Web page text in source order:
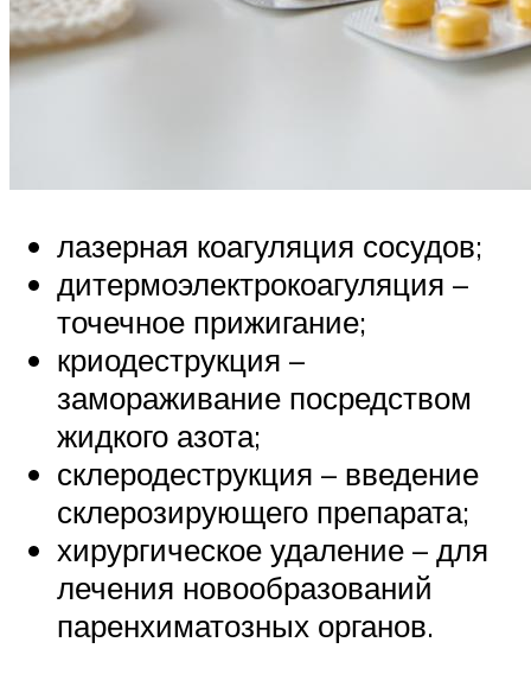
лазерная коагуляция сосудов;
дитермоэлектрокоагуляция –
точечное прижигание;
криодеструкция –
замораживание посредством
жидкого азота;
склеродеструкция – введение
склерозирующего препарата;
хирургическое удаление – для
лечения новообразований
паренхиматозных органов.